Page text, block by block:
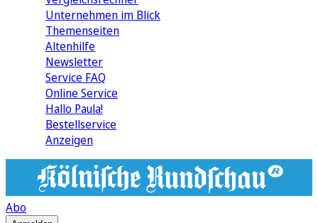
Unternehmen im Blick
Themenseiten
Altenhilfe
Newsletter
Service FAQ
Online Service
Hallo Paula!
Bestellservice
Anzeigen
Abo